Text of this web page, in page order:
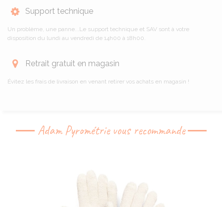
Support technique
Un problème, une panne...Le support technique et SAV sont à votre
disposition du lundi au vendredi de 14h00 à 18h00.
Retrait gratuit en magasin
Évitez les frais de livraison en venant retirer vos achats en magasin !
Adam Pyrométrie vous recommande